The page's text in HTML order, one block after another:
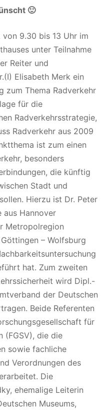
🙂
9.30 bis 13 Uhr im
unter Teilnahme
Reiter und
Elisabeth Merk ein
zum Thema Radverkehr
für die
Radverkehrsstrategie,
Radverkehr aus 2009
ist zum einen
besonders
die künftig
Stadt und
Hierzu ist Dr. Peter
aus Hannover
Metropolregion
– Wolfsburg
hat. Zum zweiten
wird Dipl.-
der Deutschen
Beide Referenten
für
(FGSV), die die
sowie fachliche
Verordnungen des
Die
ehemalige Leiterin
Museums,